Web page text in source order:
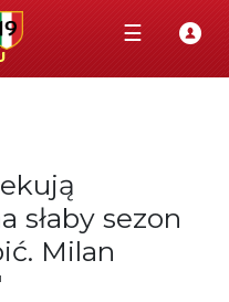
☰
słaby sezon
Milan